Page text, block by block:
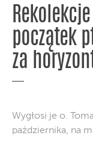
początek
za
Wygłosi je o.
października, na